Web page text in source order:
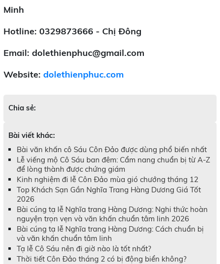
Minh
Hotline: 0329873666 - Chị Đông
Email: dolethienphuc@gmail.com
Website: dolethienphuc.com
Chia sẻ:
Bài viết khác:
Bài văn khấn cô Sáu Côn Đảo được dùng phổ biến nhất
Lễ viếng mộ Cô Sáu ban đêm: Cẩm nang chuẩn bị từ A-Z
để lòng thành được chứng giám
Kinh nghiệm đi lễ Côn Đảo mùa gió chướng tháng 12
Top Khách Sạn Gần Nghĩa Trang Hàng Dương Giá Tốt
2026
Bài cúng tạ lễ Nghĩa trang Hàng Dương: Nghi thức hoàn
nguyện trọn vẹn và văn khấn chuẩn tâm linh 2026
Bài cúng tạ lễ Nghĩa trang Hàng Dương: Cách chuẩn bị
và văn khấn chuẩn tâm linh
Tạ lễ Cô Sáu nên đi giờ nào là tốt nhất?
Thời tiết Côn Đảo tháng 2 có bị động biển không?